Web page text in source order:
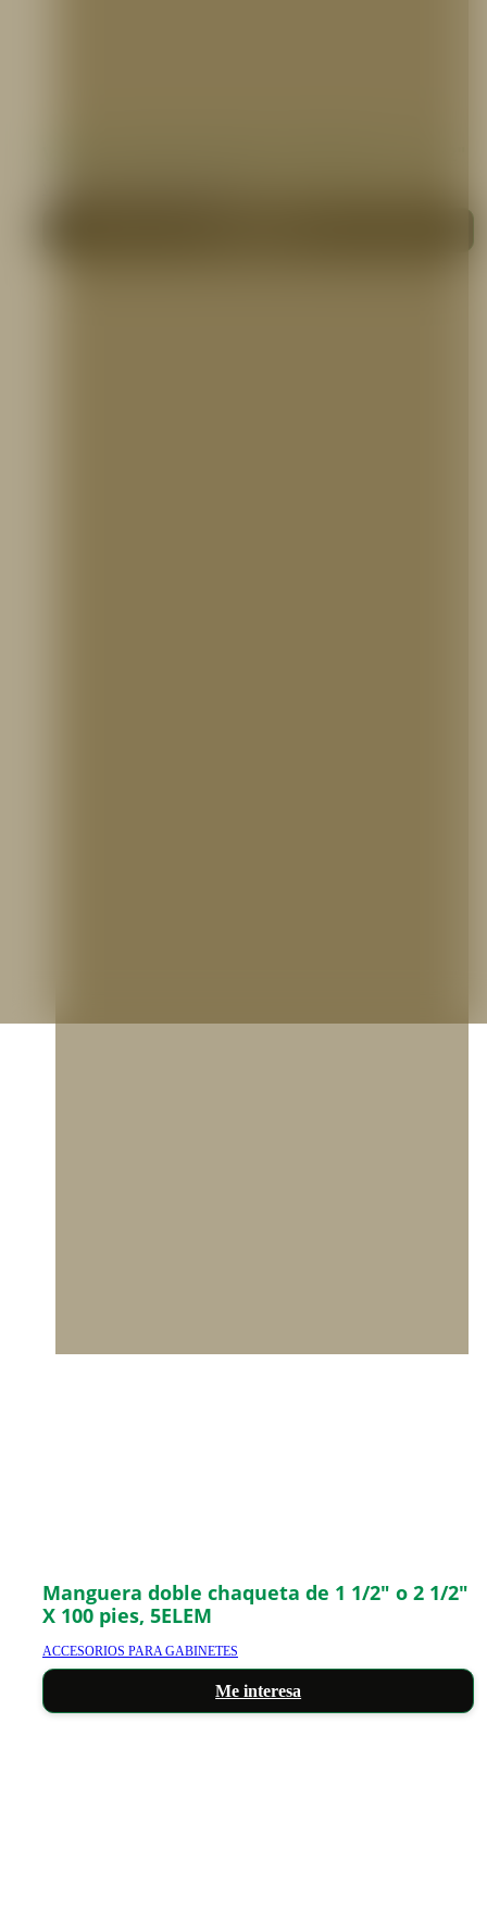
Manguera doble chaqueta de 1 1/2″ o 2 1/2″
X 100 pies, 5ELEM
ACCESORIOS PARA GABINETES
Me interesa